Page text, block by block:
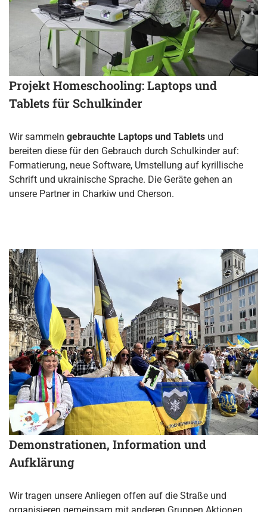
Projekt Homeschooling: Laptops und
Tablets für Schulkinder
Wir sammeln gebrauchte Laptops und Tablets und
bereiten diese für den Gebrauch durch Schulkinder auf:
Formatierung, neue Software, Umstellung auf kyrillische
Schrift und ukrainische Sprache. Die Geräte gehen an
unsere Partner in Charkiw und Cherson.
Demonstrationen, Information und
Aufklärung
Wir tragen unsere Anliegen offen auf die Straße und